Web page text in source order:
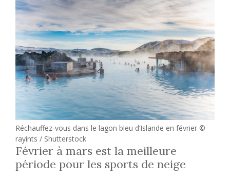
Réchauffez-vous dans le lagon bleu d’Islande en février ©
rayints / Shutterstock
Février à mars est la meilleure
période pour les sports de neige